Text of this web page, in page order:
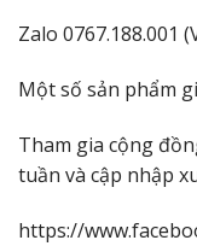
Zalo 0767.188.001
Một số sản phẩm
Tham gia cộng
tuần và cập nhập
https://